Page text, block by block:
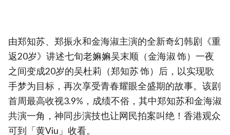
由郑知苏、郑振永和金海淑主演的全新奇幻韩剧《重
返20岁》讲述七旬老嫲嫲吴末顺（金海淑 饰）一夜
之间变成20岁的吴杜莉（郑知苏 饰）后，以实现歌
手梦为目标，再次享受青春耀眼全盛期的故事。该剧
首周最高收视3.9%，成绩不俗，其中郑知苏和金海淑
共演一角，神同步演技也让网民拍案叫绝！香港观众
可到「黄Viu」收看。